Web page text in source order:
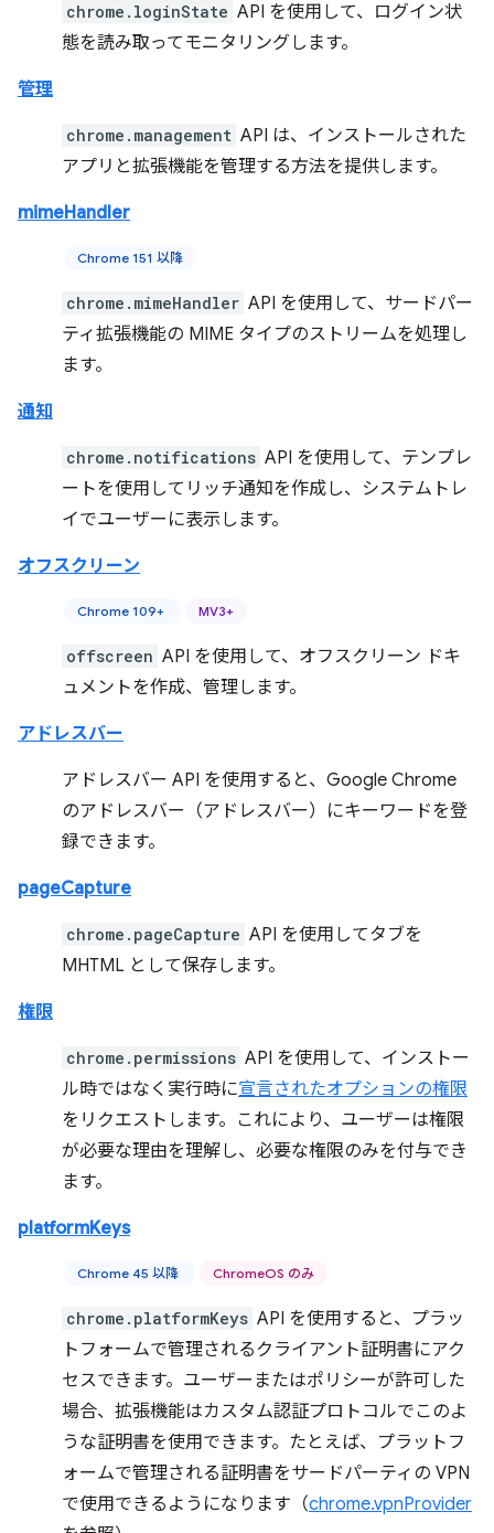
chrome.loginState API を使用して、ログイン状
態を読み取ってモニタリングします。
管理
chrome.management API は、インストールされた
アプリと拡張機能を管理する方法を提供します。
mimeHandler
Chrome 151 以降
chrome.mimeHandler API を使用して、サードパー
ティ拡張機能の MIME タイプのストリームを処理し
ます。
通知
chrome.notifications API を使用して、テンプレ
ートを使用してリッチ通知を作成し、システムトレ
イでユーザーに表示します。
オフスクリーン
Chrome 109+ MV3+
offscreen API を使用して、オフスクリーン ドキ
ュメントを作成、管理します。
アドレスバー
アドレスバー API を使用すると、Google Chrome
のアドレスバー（アドレスバー）にキーワードを登
録できます。
pageCapture
chrome.pageCapture API を使用してタブを
MHTML として保存します。
権限
chrome.permissions API を使用して、インストー
ル時ではなく実行時に宣言されたオプションの権限
をリクエストします。これにより、ユーザーは権限
が必要な理由を理解し、必要な権限のみを付与でき
ます。
platformKeys
Chrome 45 以降 ChromeOS のみ
chrome.platformKeys API を使用すると、プラッ
トフォームで管理されるクライアント証明書にアク
セスできます。ユーザーまたはポリシーが許可した
場合、拡張機能はカスタム認証プロトコルでこのよ
うな証明書を使用できます。たとえば、プラットフ
ォームで管理される証明書をサードパーティの VPN
で使用できるようになります（chrome.vpnProvider